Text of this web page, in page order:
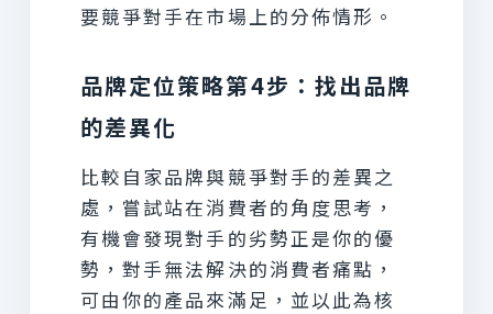
要競爭對手在市場上的分佈情形。
品牌定位策略第4步：找出品牌
的差異化
比較自家品牌與競爭對手的差異之
處，嘗試站在消費者的角度思考，
有機會發現對手的劣勢正是你的優
勢，對手無法解決的消費者痛點，
可由你的產品來滿足，並以此為核